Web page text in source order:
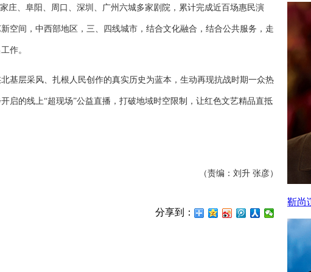
、阜阳、周口、深圳、广州六城多家剧院，累计完成近百场惠民演
空间，中西部地区，三、四线城市，结合文化融合，结合公共服务，走
作。
层采风、扎根人民创作的真实历史为蓝本，生动再现抗战时期一众热
启的线上“超现场”公益直播，打破地域时空限制，让红色文艺精品直抵
（责编：刘升 张彦）
分享到：
靳尚